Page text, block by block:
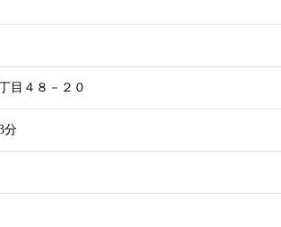
目４８－２０
分